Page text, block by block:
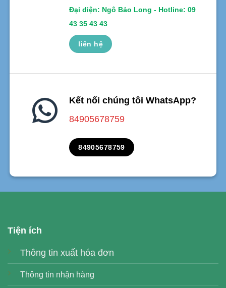
Đại diện: Ngô Bảo Long - Hotline: 09
43 35 43 43
liên hệ
Kết nối chúng tôi WhatsApp?
84905678759
84905678759
Tiện ích
Thông tin xuất hóa đơn
Thông tin nhận hàng